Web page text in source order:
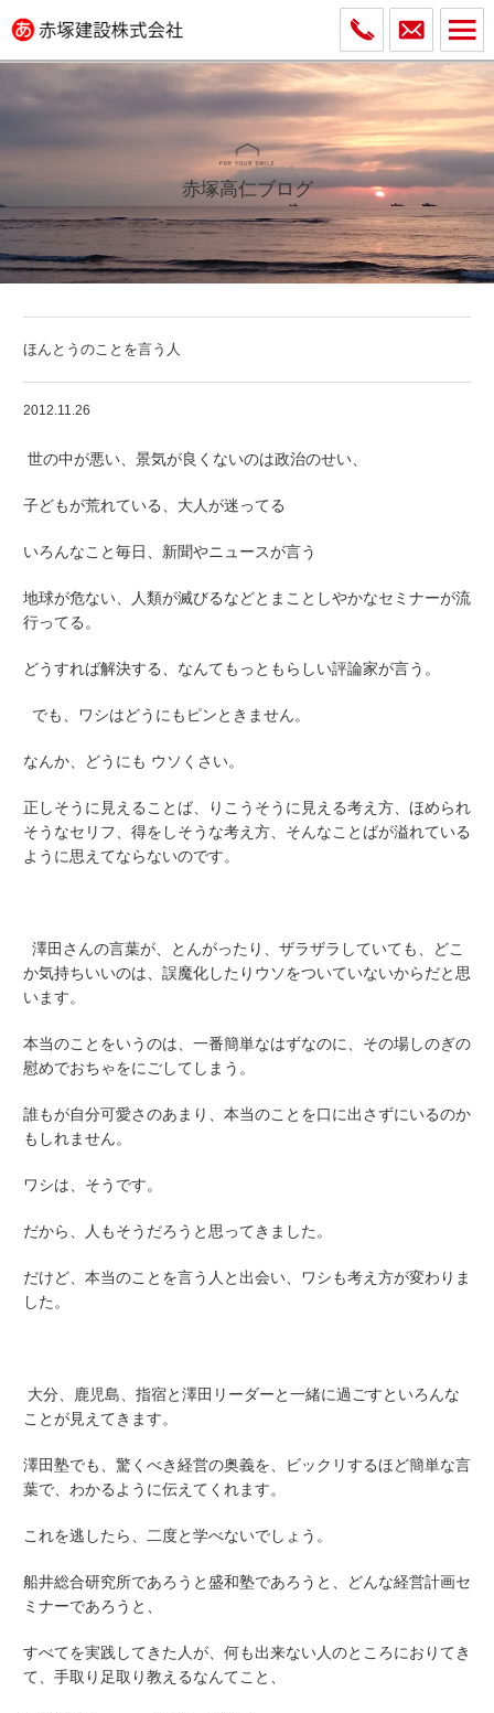
赤塚高仁ブログ
ほんとうのことを言う人
2012.11.26
世の中が悪い、景気が良くないのは政治のせい、
子どもが荒れている、大人が迷ってる
いろんなこと毎日、新聞やニュースが言う
地球が危ない、人類が滅びるなどとまことしやかなセミナーが流
行ってる。
どうすれば解決する、なんてもっともらしい評論家が言う。
でも、ワシはどうにもピンときません。
なんか、どうにも ウソくさい。
正しそうに見えることば、りこうそうに見える考え方、ほめられ
そうなセリフ、得をしそうな考え方、そんなことばが溢れている
ように思えてならないのです。
澤田さんの言葉が、とんがったり、ザラザラしていても、どこ
か気持ちいいのは、誤魔化したりウソをついていないからだと思
います。
本当のことをいうのは、一番簡単なはずなのに、その場しのぎの
慰めでおちゃをにごしてしまう。
誰もが自分可愛さのあまり、本当のことを口に出さずにいるのか
もしれません。
ワシは、そうです。
だから、人もそうだろうと思ってきました。
だけど、本当のことを言う人と出会い、ワシも考え方が変わりま
した。
大分、鹿児島、指宿と澤田リーダーと一緒に過ごすといろんな
ことが見えてきます。
澤田塾でも、驚くべき経営の奥義を、ビックリするほど簡単な言
葉で、わかるように伝えてくれます。
これを逃したら、二度と学べないでしょう。
船井総合研究所であろうと盛和塾であろうと、どんな経営計画セ
ミナーであろうと、
すべてを実践してきた人が、何も出来ない人のところにおりてき
て、手取り足取り教えるなんてこと、